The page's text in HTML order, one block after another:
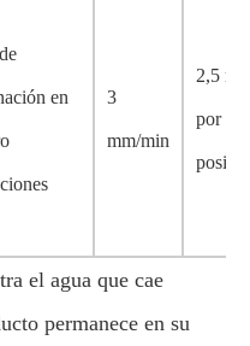
en 3
mm/min
2,5
por
el agua que cae
permanece en su